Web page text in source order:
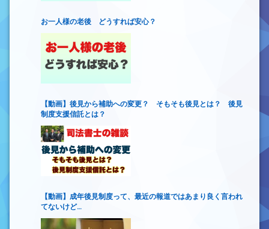
お一人様の老後 どうすれば安心？
【動画】後見から補助への変更？ そもそも後見とは？ 後見
制度支援信託とは？
【動画】成年後見制度って、最近の報道ではあまり良く言われ
てないけど…